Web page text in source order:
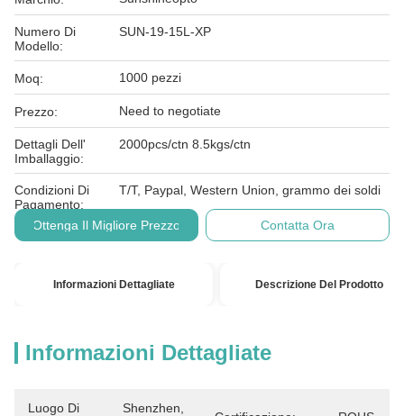
Numero Di
Modello:
SUN-19-15L-XP
Moq: 1000 pezzi
Prezzo: Need to negotiate
Dettagli Dell'
Imballaggio:
2000pcs/ctn 8.5kgs/ctn
Condizioni Di
Pagamento:
T/T, Paypal, Western Union, grammo dei soldi
Ottenga Il Migliore Prezzo Contatta Ora
Informazioni Dettagliate Descrizione Del Prodotto
Informazioni Dettagliate
Luogo Di
Shenzhen,